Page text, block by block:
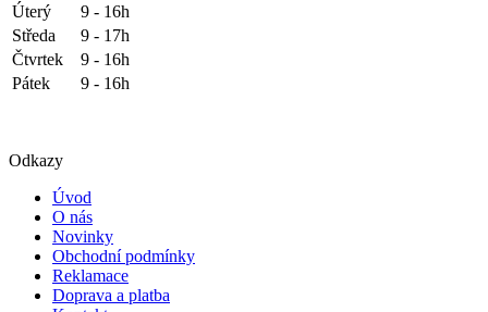
Úterý
9 - 16h
Středa
9 - 17h
Čtvrtek
9 - 16h
Pátek
9 - 16h
Odkazy
Úvod
O nás
Novinky
Obchodní podmínky
Reklamace
Doprava a platba